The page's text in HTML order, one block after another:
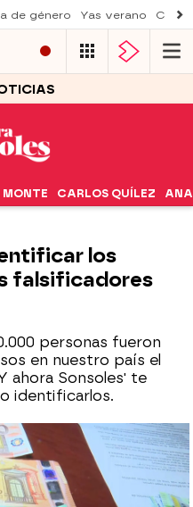
de género Yas verano
MONTE CARLOS QUÍLEZ ANA
los
falsificadores
personas fueron
en nuestro país el
ahora Sonsoles' te
identificarlos.
haciéndose
"Monté una
nada"